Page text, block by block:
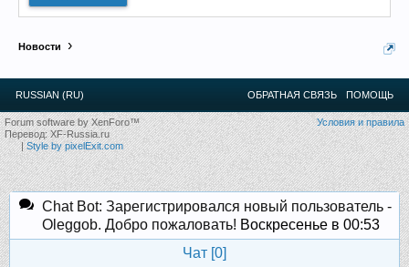
Новости
RUSSIAN (RU) ОБРАТНАЯ СВЯЗЬ ПОМОЩЬ
Условия и правила
Forum software by XenForo™
Перевод:XF-Russia.ru
|Style by pixelExit.com
Chat Bot: Зарегистрировался новый пользователь -
Oleggob. Добро пожаловать! Воскресенье в 00:53
Чат [0]